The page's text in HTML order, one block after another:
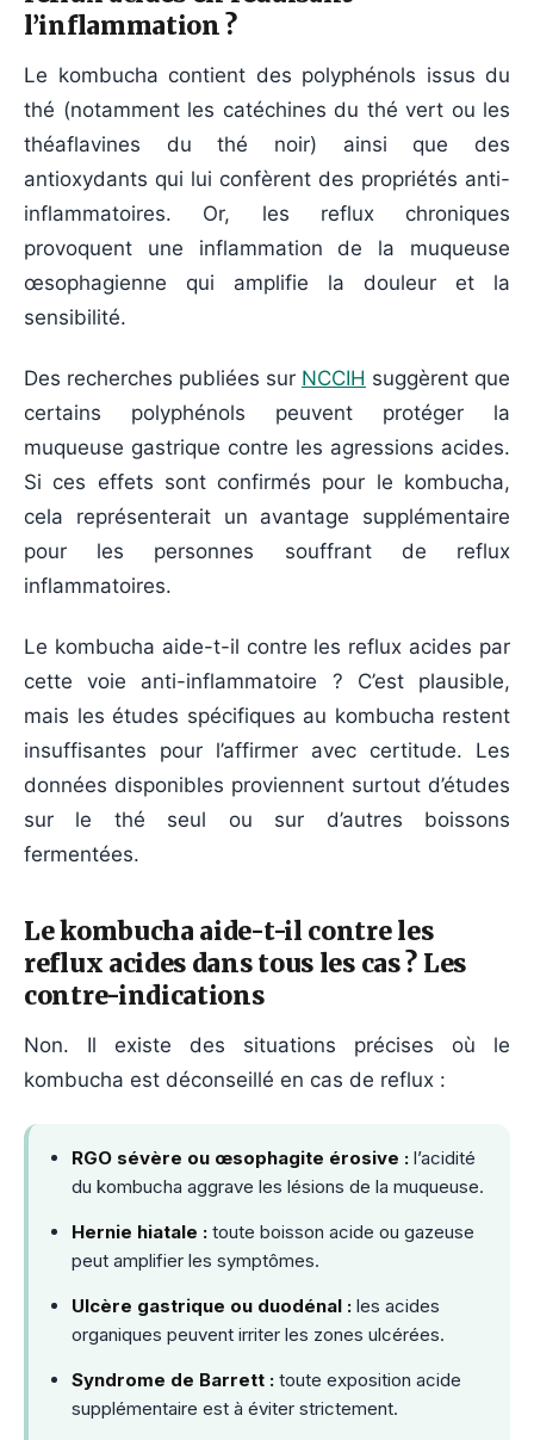
l’inflammation ?
Le kombucha contient des polyphénols issus du
thé (notamment les catéchines du thé vert ou les
théaflavines du thé noir) ainsi que des
antioxydants qui lui confèrent des propriétés anti-
inflammatoires. Or, les reflux chroniques
provoquent une inflammation de la muqueuse
œsophagienne qui amplifie la douleur et la
sensibilité.
Des recherches publiées sur NCCIH suggèrent que
certains polyphénols peuvent protéger la
muqueuse gastrique contre les agressions acides.
Si ces effets sont confirmés pour le kombucha,
cela représenterait un avantage supplémentaire
pour les personnes souffrant de reflux
inflammatoires.
Le kombucha aide-t-il contre les reflux acides par
cette voie anti-inflammatoire ? C’est plausible,
mais les études spécifiques au kombucha restent
insuffisantes pour l’affirmer avec certitude. Les
données disponibles proviennent surtout d’études
sur le thé seul ou sur d’autres boissons
fermentées.
Le kombucha aide-t-il contre les
reflux acides dans tous les cas ? Les
contre-indications
Non. Il existe des situations précises où le
kombucha est déconseillé en cas de reflux :
RGO sévère ou œsophagite érosive : l’acidité
du kombucha aggrave les lésions de la muqueuse.
Hernie hiatale : toute boisson acide ou gazeuse
peut amplifier les symptômes.
Ulcère gastrique ou duodénal : les acides
organiques peuvent irriter les zones ulcérées.
Syndrome de Barrett : toute exposition acide
supplémentaire est à éviter strictement.